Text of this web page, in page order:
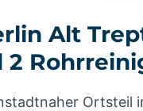
Alt
Ortsteil